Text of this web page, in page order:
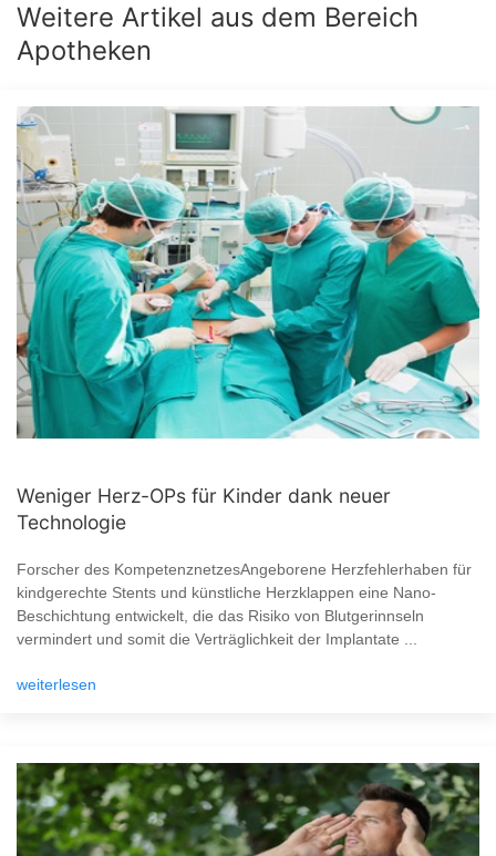
Weitere Artikel aus dem Bereich
Apotheken
Weniger Herz-OPs für Kinder dank neuer
Technologie
Forscher des KompetenznetzesAngeborene Herzfehlerhaben für
kindgerechte Stents und künstliche Herzklappen eine Nano-
Beschichtung entwickelt, die das Risiko von Blutgerinnseln
vermindert und somit die Verträglichkeit der Implantate ...
weiterlesen